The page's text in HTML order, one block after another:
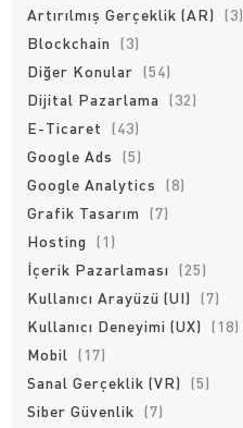
Artırılmış Gerçeklik (AR)
(3)
Blockchain
(3)
Diğer Konular (54)
Dijital Pazarlama
(32)
E-Ticaret
(43)
Google Ads
(5)
Google Analytics
(8)
Grafik Tasarım
(7)
Hosting
(1)
İçerik Pazarlaması
(25)
Kullanıcı Arayüzü (UI)
(7)
Kullanıcı Deneyimi (UX)
(18)
Mobil
(17)
Sanal Gerçeklik (VR)
(5)
Siber Güvenlik (7)